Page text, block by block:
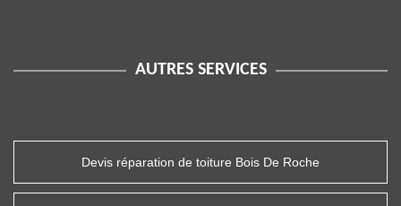
AUTRES SERVICES
Devis réparation de toiture Bois De Roche